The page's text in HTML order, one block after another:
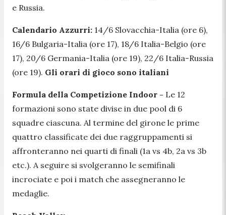
e Russia.
Calendario Azzurri: 14/6 Slovacchia-Italia (ore 6),
16/6 Bulgaria-Italia (ore 17), 18/6 Italia-Belgio (ore
17), 20/6 Germania-Italia (ore 19), 22/6 Italia-Russia
(ore 19). Gli orari di gioco sono italiani
Formula della Competizione Indoor - Le 12
formazioni sono state divise in due pool di 6
squadre ciascuna. Al termine del girone le prime
quattro classificate dei due raggruppamenti si
affronteranno nei quarti di finali (1a vs 4b, 2a vs 3b
etc.). A seguire si svolgeranno le semifinali
incrociate e poi i match che assegneranno le
medaglie.